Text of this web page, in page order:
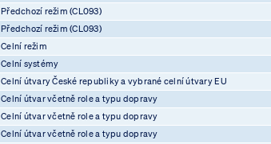
Předchozí režim (CL093)
Předchozí režim (CL093)
Celní režim
Celní systémy
Celní útvary České republiky a vybrané celní útvary EU
Celní útvar včetně role a typu dopravy
Celní útvar včetně role a typu dopravy
Celní útvar včetně role a typu dopravy